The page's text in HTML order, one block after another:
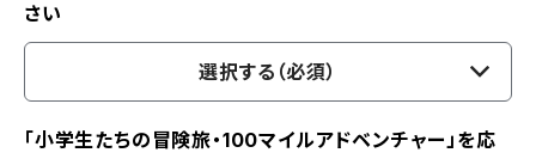
さい
選択する（必須）
「小学生たちの冒険旅・100マイルアドベンチャー」を応